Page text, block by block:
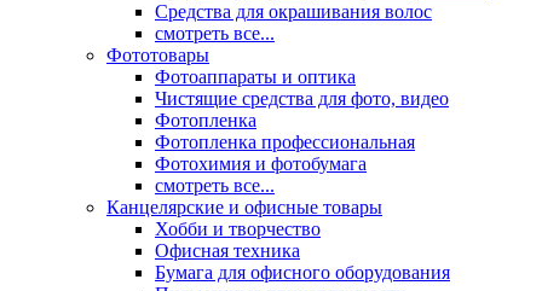
Средства для окрашивания волос
смотреть все...
Фототовары
Фотоаппараты и оптика
Чистящие средства для фото, видео
Фотопленка
Фотопленка профессиональная
Фотохимия и фотобумага
смотреть все...
Канцелярские и офисные товары
Хобби и творчество
Офисная техника
Бумага для офисного оборудования